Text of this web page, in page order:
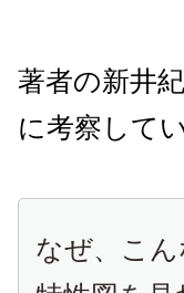
著者の新井
に考察してい
なぜ、こ